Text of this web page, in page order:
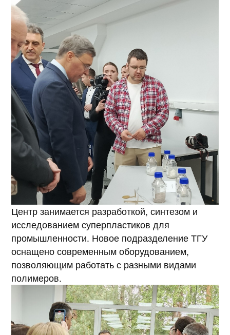
Центр занимается разработкой, синтезом и
исследованием суперпластиков для
промышленности. Новое подразделение ТГУ
оснащено современным оборудованием,
позволяющим работать с разными видами
полимеров.